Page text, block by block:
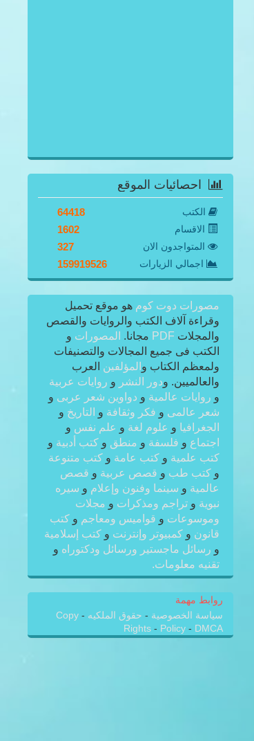
احصائيات الموقع
الكتب 64418
الاقسام 1602
المتواجدون الان 327
اجمالي الزيارات 159919526
مصورات دوت كوم هو موقع تحميل
وقراءة آلاف الكتب والروايات والقصص
والمجلات PDF مجانا. المصورات و
الكتب فى جميع المجالات والتصنيفات
ولمعظم الكتاب و المؤلفين العرب
والعالميين. ودور النشر و روايات عربية
و روايات عالمية و دواوين شعر عربى و
شعر عالمى و فكر وثقافة و التاريخ و
الجغرافيا و علوم لغة و علم نفس و
اجتماع و فلسفة و منطق و كتب أدبية و
كتب علمية و كتب عامة و كتب متنوعة
و كتب طب و قصص عربية و قصص
عالمية و سينما وفنون وإعلام و سيره
نبوية و تراجم ومذكرات و مجلات
وموسوعات و قواميس ومعاجم و كتب
قانون و كمبيوتر وإنترنت و كتب إسلامية
و رسائل ماجستير ورسائل ودكتوراه و
تقنيه معلومات.
روابط مهمة
سياسة الخصوصية - حقوق الملكيه -
Copy
Rights - Policy - DMCA